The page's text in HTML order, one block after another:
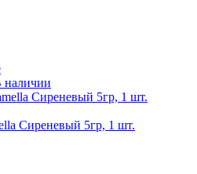
наличии
Сиреневый 5гр, 1 шт.